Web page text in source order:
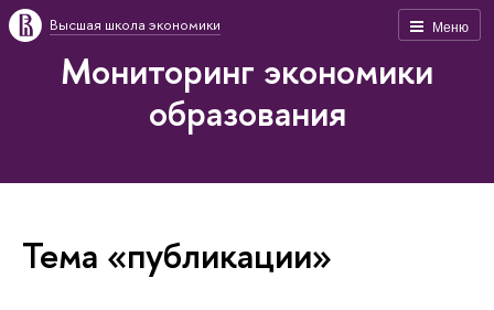
Меню
Высшая школа экономики
Мониторинг экономики
образования
Тема «публикации»